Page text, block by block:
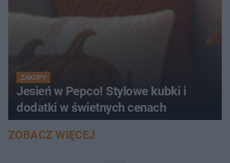
ZAKUPY
Jesień w Pepco! Stylowe kubki i
dodatki w świetnych cenach
ZOBACZ WIĘCEJ